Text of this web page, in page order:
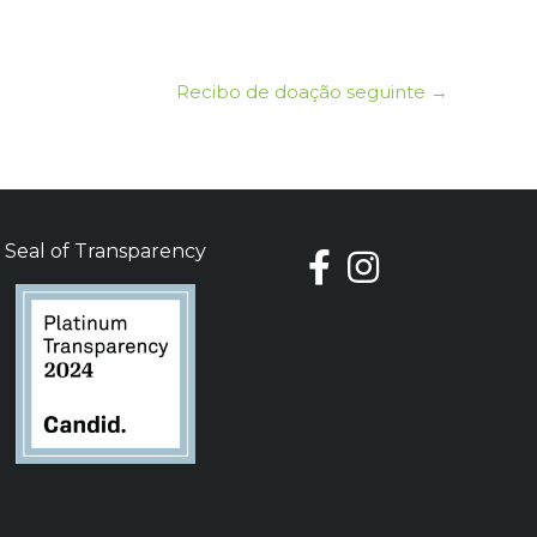
Recibo de doação seguinte →
Seal of Transparency